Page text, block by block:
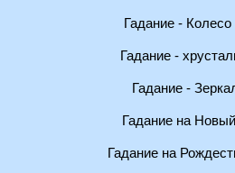
Гадание -
Гадание -
Гадание -
Гадание на
Гадание на